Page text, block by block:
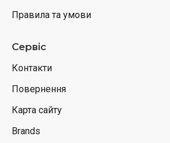
Правила та умови
Сервіс
Контакти
Повернення
Карта сайту
Brands